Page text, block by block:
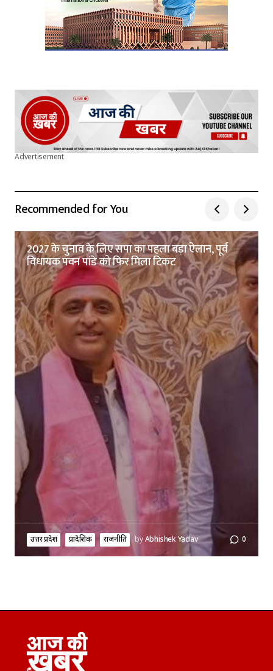
Advertisement
Recommended for You
2027 के चुनाव के लिए सपा का पहला बड़ा ऐलान, पूर्व
विधायक पवन पांडे को फिर मिला टिकट
उत्तर प्रदेश प्रादेशिक राजनीति byAbhishek Yadav 0